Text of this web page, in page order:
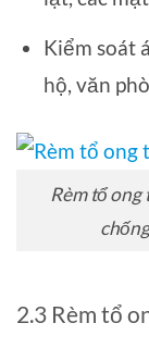
Kiểm soát
hộ, văn
Rèm tổ
2.3 Rèm tổ